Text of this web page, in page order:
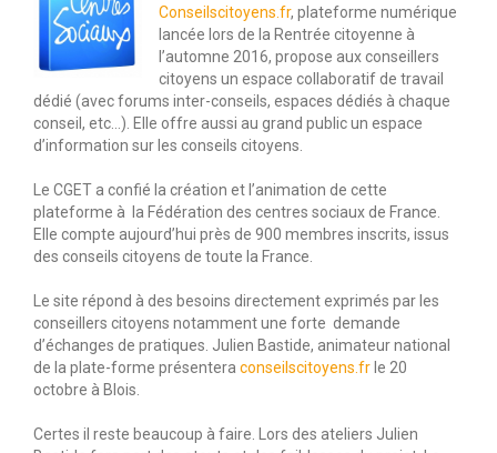
Conseilscitoyens.fr, plateforme numérique
lancée lors de la Rentrée citoyenne à
l’automne 2016, propose aux conseillers
citoyens un espace collaboratif de travail
dédié (avec forums inter-conseils, espaces dédiés à chaque
conseil, etc…). Elle offre aussi au grand public un espace
d’information sur les conseils citoyens.
Le CGET a confié la création et l’animation de cette
plateforme à la Fédération des centres sociaux de France.
Elle compte aujourd’hui près de 900 membres inscrits, issus
des conseils citoyens de toute la France.
Le site répond à des besoins directement exprimés par les
conseillers citoyens notamment une forte demande
d’échanges de pratiques. Julien Bastide, animateur national
de la plate-forme présentera conseilscitoyens.fr le 20
octobre à Blois.
Certes il reste beaucoup à faire. Lors des ateliers Julien